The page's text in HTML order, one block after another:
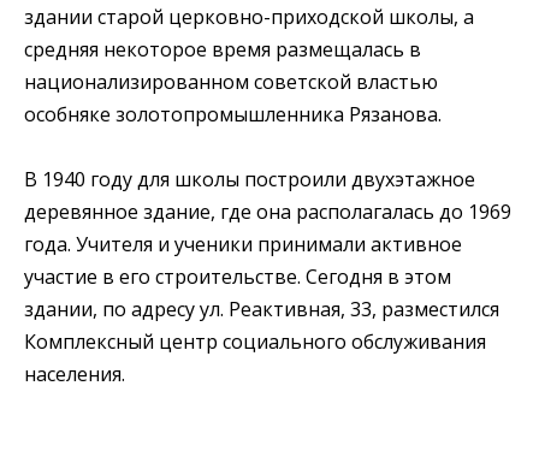
здании старой церковно-приходской школы, а
средняя некоторое время размещалась в
национализированном советской властью
особняке золотопромышленника Рязанова.
В 1940 году для школы построили двухэтажное
деревянное здание, где она располагалась до 1969
года. Учителя и ученики принимали активное
участие в его строительстве. Сегодня в этом
здании, по адресу ул. Реактивная, 33, разместился
Комплексный центр социального обслуживания
населения.